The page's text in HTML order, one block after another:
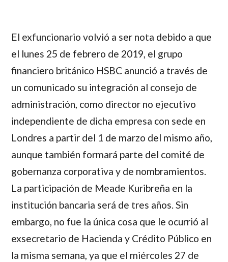
El exfuncionario volvió a ser nota debido a que
el lunes 25 de febrero de 2019, el grupo
financiero británico HSBC anunció a través de
un comunicado su integración al consejo de
administración, como director no ejecutivo
independiente de dicha empresa con sede en
Londres a partir del 1 de marzo del mismo año,
aunque también formará parte del comité de
gobernanza corporativa y de nombramientos.
La participación de Meade Kuribreña en la
institución bancaria será de tres años. Sin
embargo, no fue la única cosa que le ocurrió al
exsecretario de Hacienda y Crédito Público en
la misma semana, ya que el miércoles 27 de